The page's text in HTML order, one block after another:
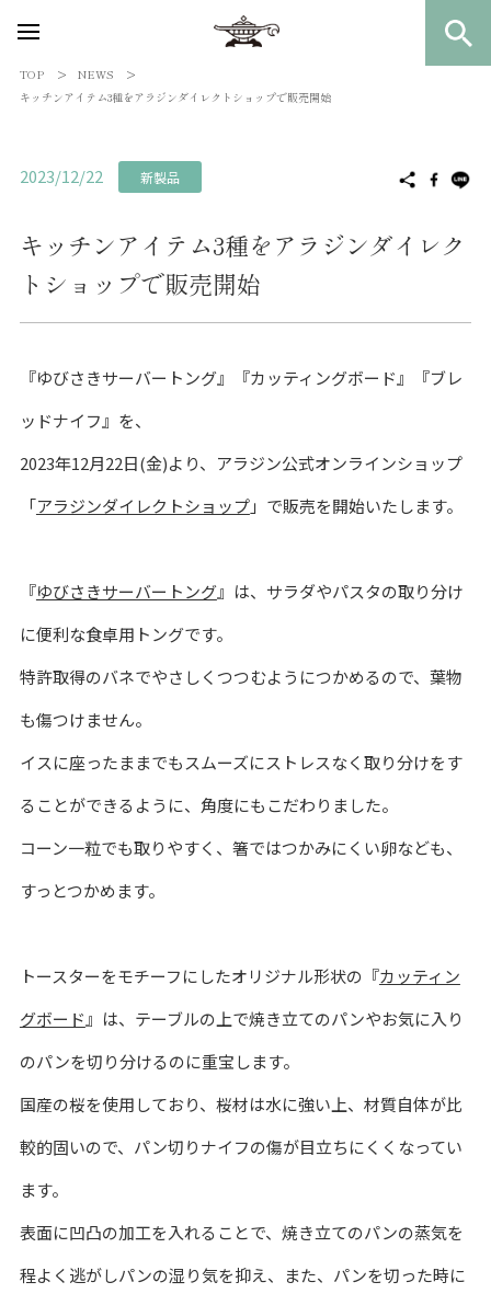
TOP
NEWS
キッチンアイテム3種をアラジンダイレクトショップで販売開始
2023/12/22 新製品
キッチンアイテム3種をアラジンダイレク
トショップで販売開始
『ゆびさきサーバートング』『カッティングボード』『ブレ
ッドナイフ』を、
2023年12月22日(金)より、アラジン公式オンラインショップ
「アラジンダイレクトショップ」で販売を開始いたします。
『ゆびさきサーバートング』は、サラダやパスタの取り分け
に便利な食卓用トングです。
特許取得のバネでやさしくつつむようにつかめるので、葉物
も傷つけません。
イスに座ったままでもスムーズにストレスなく取り分けをす
ることができるように、角度にもこだわりました。
コーン一粒でも取りやすく、箸ではつかみにくい卵なども、
すっとつかめます。
トースターをモチーフにしたオリジナル形状の『カッティン
グボード 』は、テーブルの上で焼き立てのパンやお気に入り
のパンを切り分けるのに重宝します。
国産の桜を使用しており、桜材は水に強い上、材質自体が比
較的固いので、パン切りナイフの傷が目立ちにくくなってい
ます。
表面に凹凸の加工を入れることで、焼き立てのパンの蒸気を
程よく逃がしパンの湿り気を抑え、また、パンを切った時に